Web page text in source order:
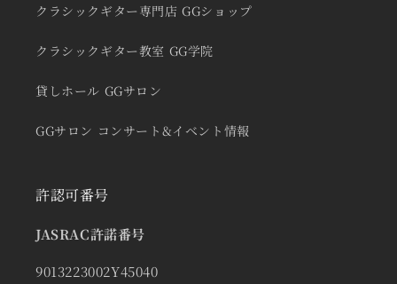
クラシックギター専門店 GGショップ
クラシックギター教室 GG学院
貸しホール GGサロン
GGサロン コンサート&イベント情報
許認可番号
JASRAC許諾番号
9013223002Y45040